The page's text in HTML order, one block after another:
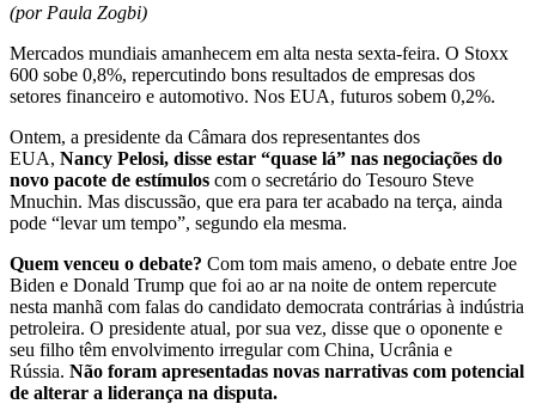
(por Paula Zogbi)
Mercados mundiais amanhecem em alta nesta sexta-feira. O Stoxx
600 sobe 0,8%, repercutindo bons resultados de empresas dos
setores financeiro e automotivo. Nos EUA, futuros sobem 0,2%.
Ontem, a presidente da Câmara dos representantes dos
EUA, Nancy Pelosi, disse estar “quase lá” nas negociações do
novo pacote de estímulos com o secretário do Tesouro Steve
Mnuchin. Mas discussão, que era para ter acabado na terça, ainda
pode “levar um tempo”, segundo ela mesma.
Quem venceu o debate? Com tom mais ameno, o debate entre Joe
Biden e Donald Trump que foi ao ar na noite de ontem repercute
nesta manhã com falas do candidato democrata contrárias à indústria
petroleira. O presidente atual, por sua vez, disse que o oponente e
seu filho têm envolvimento irregular com China, Ucrânia e
Rússia. Não foram apresentadas novas narrativas com potencial
de alterar a liderança na disputa.